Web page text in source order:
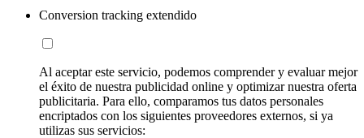
Conversion tracking extendido
Al aceptar este servicio, podemos comprender y evaluar mejor
el éxito de nuestra publicidad online y optimizar nuestra oferta
publicitaria. Para ello, comparamos tus datos personales
encriptados con los siguientes proveedores externos, si ya
utilizas sus servicios: